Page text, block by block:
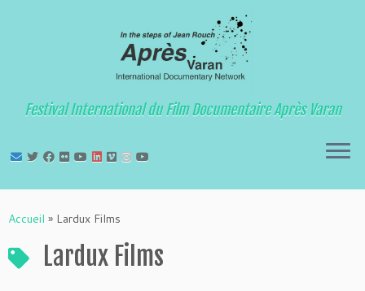
au
Festival International du Film Documentaire Après Varan
Accueil » Lardux Films
Lardux Films